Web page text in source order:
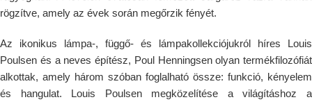
rögzítve, amely az évek során megőrzik fényét.
Az ikonikus lámpa-, függő- és lámpakollekciójukról híres Louis
Poulsen és a neves építész, Poul Henningsen olyan termékfilozófiát
alkottak, amely három szóban foglalható össze: funkció, kényelem
és hangulat. Louis Poulsen megközelítése a világításhoz a